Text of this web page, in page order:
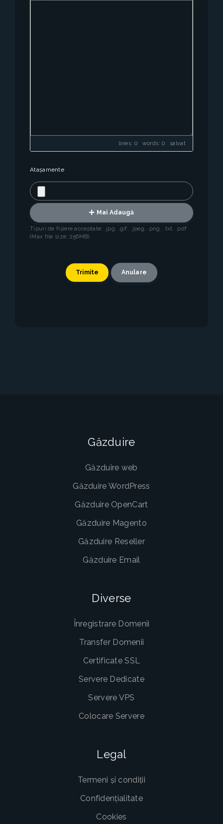
lines: 0 words: 0 salvat
Atașamente
Mai Adaugă
Tipuri de fișiere acceptate: .jpg, .gif, .jpeg, .png, .txt, .pdf
(Max file size: 256MB)
Anulare
Găzduire
Găzduire web
Găzduire WordPress
Găzduire OpenCart
Găzduire Magento
Găzduire Reseller
Găzduire Email
Diverse
Înregistrare Domenii
Transfer Domenii
Certificate SSL
Servere Dedicate
Servere VPS
Colocare Servere
Legal
Termeni și condiții
Confidențialitate
Cookies